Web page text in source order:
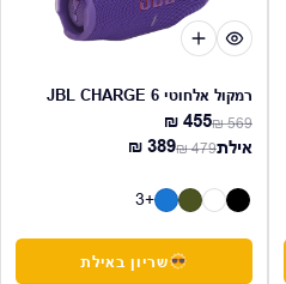
רמקול אלחוטי JBL CHARGE 6
מחיר רגיל
569 ₪
מחיר מבצע
455 ₪
אילתמחיר רגיל
479 ₪
מחיר מבצע
389 ₪
+3
שריון באילת